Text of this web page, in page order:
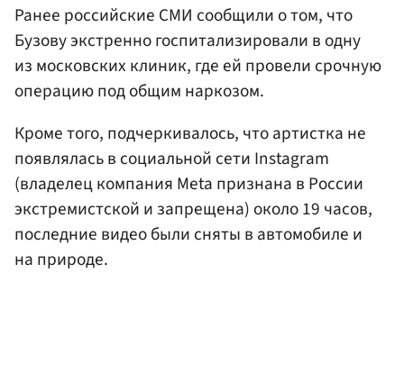
Ранее российские СМИ сообщили о том, что
Бузову экстренно госпитализировали в одну
из московских клиник, где ей провели срочную
операцию под общим наркозом.
Кроме того, подчеркивалось, что артистка не
появлялась в социальной сети Instagram
(владелец компания Meta признана в России
экстремистской и запрещена) около 19 часов,
последние видео были сняты в автомобиле и
на природе.